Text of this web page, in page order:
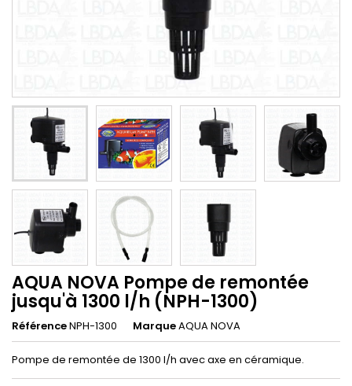
AQUA NOVA Pompe de remontée
jusqu'à 1300 l/h (NPH-1300)
RéférenceNPH-1300 MarqueAQUA NOVA
Pompe de remontée de 1300 l/h avec axe en céramique.